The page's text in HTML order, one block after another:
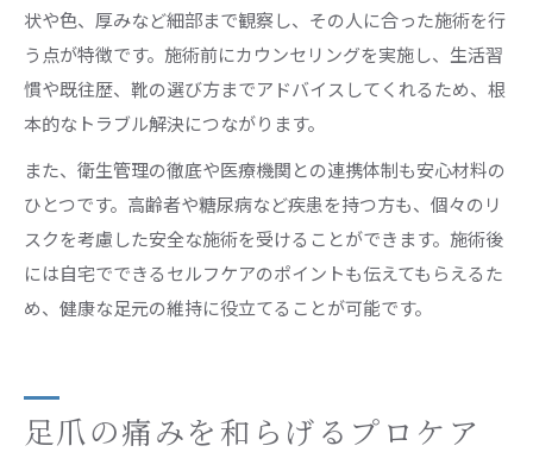
状や色、厚みなど細部まで観察し、その人に合った施術を行
う点が特徴です。施術前にカウンセリングを実施し、生活習
慣や既往歴、靴の選び方までアドバイスしてくれるため、根
本的なトラブル解決につながります。
また、衛生管理の徹底や医療機関との連携体制も安心材料の
ひとつです。高齢者や糖尿病など疾患を持つ方も、個々のリ
スクを考慮した安全な施術を受けることができます。施術後
には自宅でできるセルフケアのポイントも伝えてもらえるた
め、健康な足元の維持に役立てることが可能です。
足爪の痛みを和らげるプロケア